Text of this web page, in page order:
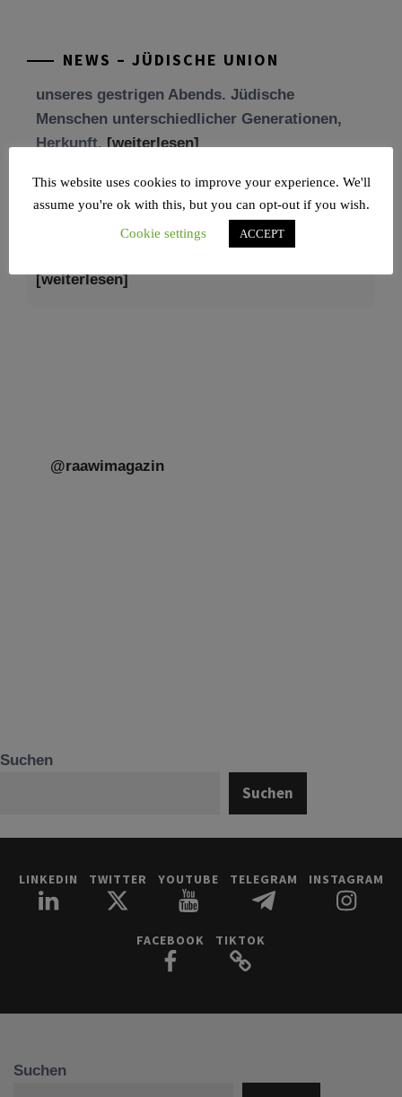
NEWS – JÜDISCHE UNION
Menschen unterschiedlicher Generationen,
Tisch’a beAw 5786
an die Zerstörung des Ersten und
[weiterlesen]
@raawimagazin
Suchen
Suchen
LINKEDIN TWITTER YOUTUBE TELEGRAM INSTAGRAM
FACEBOOK TIKTOK
Suchen
This website uses cookies to improve your experience. We'll
assume you're ok with this, but you can opt-out if you wish.
Cookie settings
ACCEPT